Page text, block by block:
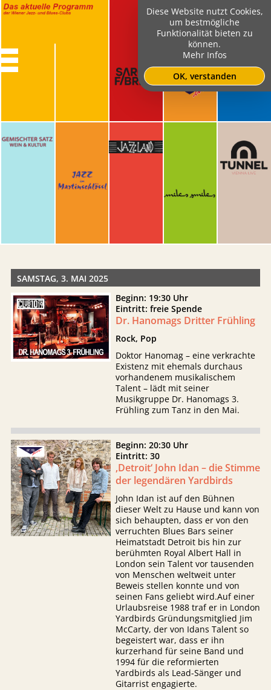
SAMSTAG, 3. MAI 2025
Beginn: 19:30 Uhr
Eintritt: freie Spende
Dr. Hanomags Dritter Frühling
Rock, Pop
Doktor Hanomag – eine verkrachte
Existenz mit ehemals durchaus
vorhandenem musikalischem
Talent – lädt mit seiner
Musikgruppe Dr. Hanomags 3.
Frühling zum Tanz in den Mai.
Beginn: 20:30 Uhr
Eintritt: 30
‚Detroit‘ John Idan – die Stimme
der legendären Yardbirds
John Idan ist auf den Bühnen
dieser Welt zu Hause und kann von
sich behaupten, dass er von den
verruchten Blues Bars seiner
Heimatstadt Detroit bis hin zur
berühmten Royal Albert Hall in
London sein Talent vor tausenden
von Menschen weltweit unter
Beweis stellen konnte und von
seinen Fans geliebt wird.Auf einer
Urlaubsreise 1988 traf er in London
Yardbirds Gründungsmitglied Jim
McCarty, der von Idans Talent so
begeistert war, dass er ihn
kurzerhand für seine Band und
1994 für die reformierten
Yardbirds als Lead-Sänger und
Gitarrist engagierte.
Diese Website nutzt Cookies,
um bestmögliche
Funktionalität bieten zu
können.
Mehr Infos
OK, verstanden